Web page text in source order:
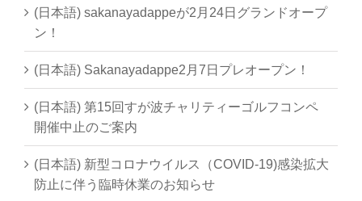
(日本語) sakanayadappeが2月24日グランドオープ
ン！
(日本語) Sakanayadappe2月7日プレオープン！
(日本語) 第15回すが波チャリティーゴルフコンペ
開催中止のご案内
(日本語) 新型コロナウイルス（COVID-19)感染拡大
防止に伴う臨時休業のお知らせ